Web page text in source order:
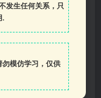
发生任何关系，只
.
模仿学习，仅供